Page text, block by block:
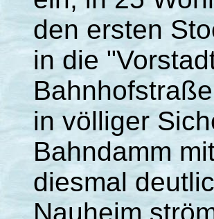
den ersten
in die
in völliger
Bahndamm
diesmal
Nauheim